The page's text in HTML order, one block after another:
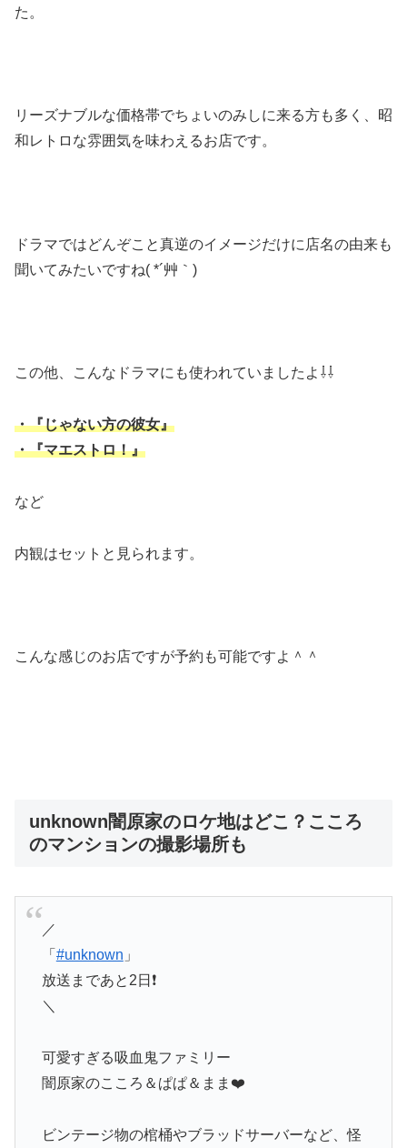
た。
リーズナブルな価格帯でちょいのみしに来る方も多く、昭
和レトロな雰囲気を味わえるお店です。
ドラマではどんぞこと真逆のイメージだけに店名の由来も
聞いてみたいですね( *´艸｀)
この他、こんなドラマにも使われていましたよ⇩⇩
・『じゃない方の彼女』
・『マエストロ！』
など
内観はセットと見られます。
こんな感じのお店ですが予約も可能ですよ＾＾
unknown闇原家のロケ地はどこ？こころ
のマンションの撮影場所も
／
「 #unknown 」
放送まであと2日❗️
＼
可愛すぎる吸血鬼ファミリー
闇原家のこころ＆ぱぱ＆まま❤️
ビンテージ物の棺桶やブラッドサーバーなど、怪